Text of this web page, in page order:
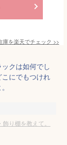
庫を楽天でチェック >>
クは如何でし
にでもつけれ
り棚を教えて。